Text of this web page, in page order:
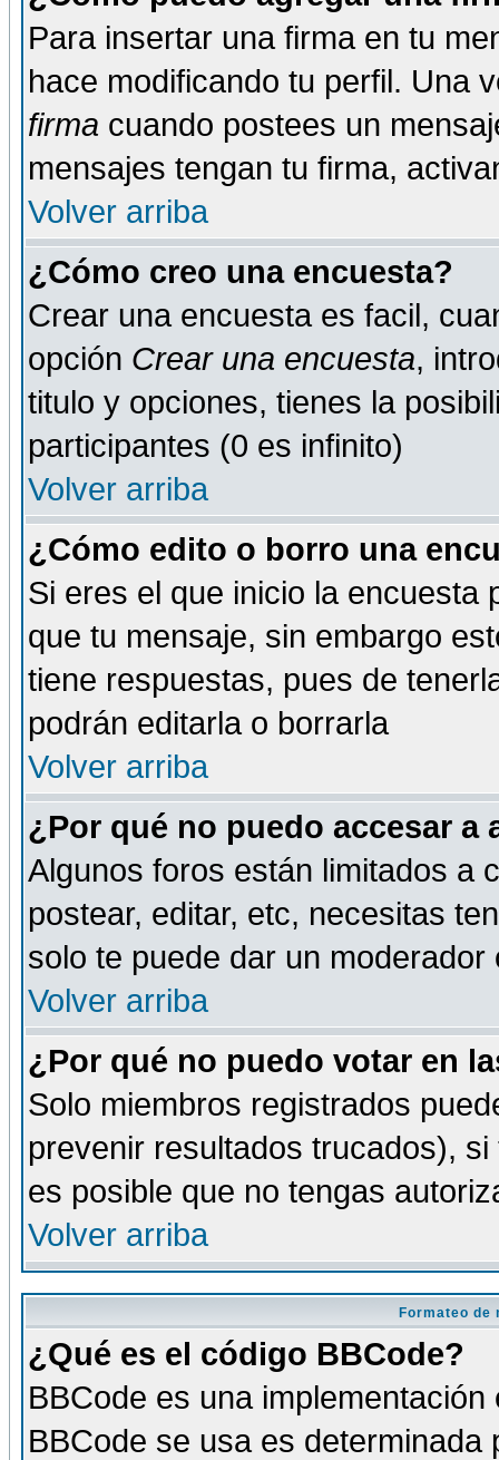
Para insertar una firma en tu
hace modificando tu perfil. Una
firma cuando postees un
mensajes tengan tu firma,
Volver arriba
¿Cómo creo una encuesta?
Crear una encuesta es facil,
opción Crear una encuesta,
titulo y opciones, tienes la
participantes (0 es infinito)
Volver arriba
¿Cómo edito o borro una
Si eres el que inicio la encuesta
que tu mensaje, sin embargo
tiene respuestas, pues de
podrán editarla o borrarla
Volver arriba
¿Por qué no puedo accesar a
Algunos foros están limitados a
postear, editar, etc, necesitas
solo te puede dar un
Volver arriba
¿Por qué no puedo votar en
Solo miembros registrados
prevenir resultados trucados),
es posible que no tengas
Volver arriba
Formateo de
¿Qué es el código BBCode?
BBCode es una
BBCode se usa es